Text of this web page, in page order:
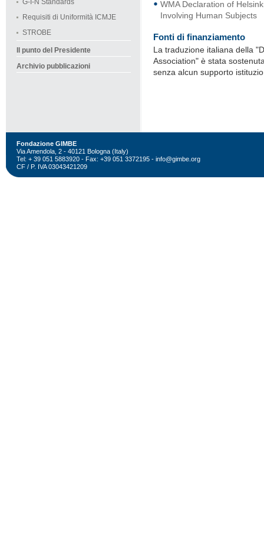
G-I-N Standards
Requisiti di Uniformità ICMJE
STROBE
Il punto del Presidente
Archivio pubblicazioni
WMA Declaration of
Involving Human Subjects
Fonti di finanziamento
La traduzione italiana della
Association" è stata
senza alcun supporto
Fondazione GIMBE
Via Amendola, 2 - 40121 Bologna (Italy)
Tel: + 39 051 5883920 - Fax: +39 051 3372195 - info@gimbe.org
CF / P. IVA 03043421209